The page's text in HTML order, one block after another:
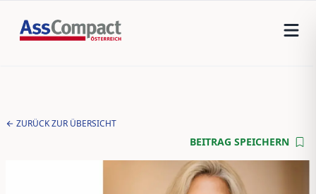
ZURÜCK ZUR ÜBERSICHT
BEITRAG SPEICHERN